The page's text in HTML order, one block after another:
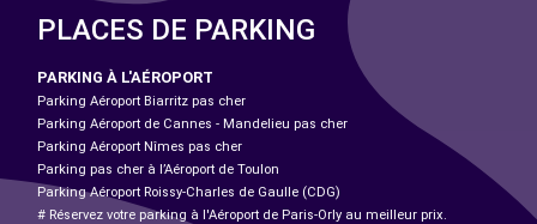
PLACES DE PARKING
PARKING À L'AÉROPORT
Parking Aéroport Biarritz pas cher
Parking Aéroport de Cannes - Mandelieu pas cher
Parking Aéroport Nîmes pas cher
Parking pas cher à l’Aéroport de Toulon
Parking Aéroport Roissy-Charles de Gaulle (CDG)
# Réservez votre parking à l'Aéroport de Paris-Orly au meilleur prix.